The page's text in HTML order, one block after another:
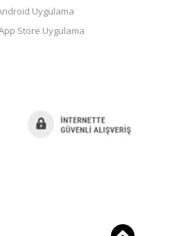
Uygulama
Store Uygulama